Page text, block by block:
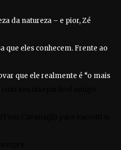
da natureza – e pior, Zé
que eles conhecem. Frente ao
que ele realmente é “o mais